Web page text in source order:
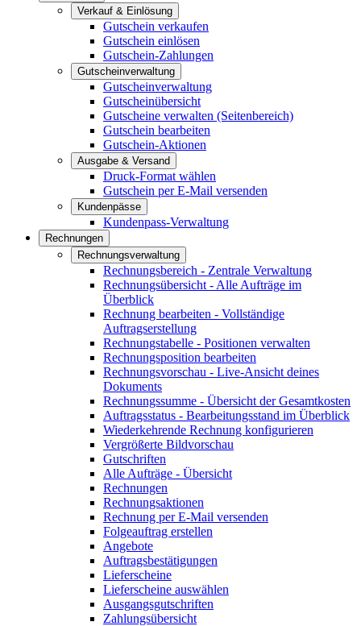
Verkauf & Einlösung
Gutschein verkaufen
Gutschein einlösen
Gutschein-Zahlungen
Gutscheinverwaltung
Gutscheinverwaltung
Gutscheinübersicht
Gutscheine verwalten (Seitenbereich)
Gutschein bearbeiten
Gutschein-Aktionen
Ausgabe & Versand
Druck-Format wählen
Gutschein per E-Mail versenden
Kundenpässe
Kundenpass-Verwaltung
Rechnungen
Rechnungsverwaltung
Rechnungsbereich - Zentrale Verwaltung
Rechnungsübersicht - Alle Aufträge im
Überblick
Rechnung bearbeiten - Vollständige
Auftragserstellung
Rechnungstabelle - Positionen verwalten
Rechnungsposition bearbeiten
Rechnungsvorschau - Live-Ansicht deines
Dokuments
Rechnungssumme - Übersicht der Gesamtkosten
Auftragsstatus - Bearbeitungsstand im Überblick
Wiederkehrende Rechnung konfigurieren
Vergrößerte Bildvorschau
Gutschriften
Alle Aufträge - Übersicht
Rechnungen
Rechnungsaktionen
Rechnung per E-Mail versenden
Folgeauftrag erstellen
Angebote
Auftragsbestätigungen
Lieferscheine
Lieferscheine auswählen
Ausgangsgutschriften
Zahlungsübersicht